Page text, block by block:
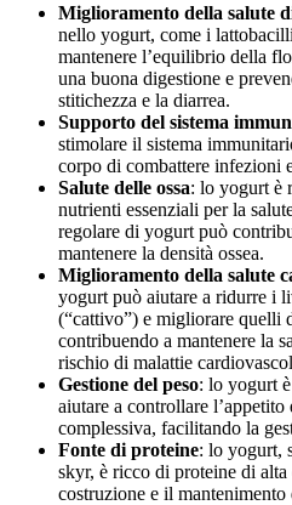
Miglioramento della salute
nello yogurt, come i
mantenere l’equilibrio della
una buona digestione e
stitichezza e la diarrea.
Supporto del sistema
stimolare il sistema
corpo di combattere infezioni
Salute delle ossa: lo yogurt è
nutrienti essenziali per la
regolare di yogurt può
mantenere la densità ossea.
Miglioramento della salute
yogurt può aiutare a ridurre i
(“cattivo”) e migliorare quelli
contribuendo a mantenere la
rischio di malattie
Gestione del peso: lo yogurt
aiutare a controllare
complessiva, facilitando la
Fonte di proteine: lo yogurt,
skyr, è ricco di proteine di alta
costruzione e il mantenimento